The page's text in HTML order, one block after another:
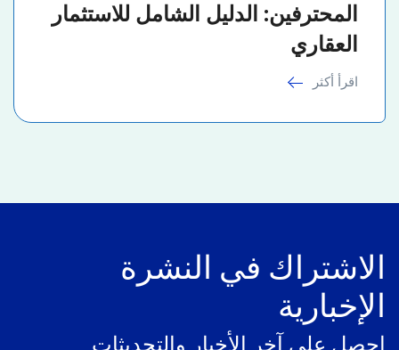
المحترفين: الدليل الشامل للاستثمار
العقاري
اقرأ أكثر
الاشتراك في النشرة
الإخبارية
احصل على آخر الأخبار والتحديثات